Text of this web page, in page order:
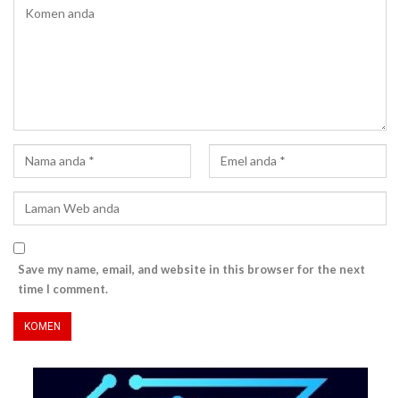
Save my name, email, and website in this browser for the next
time I comment.